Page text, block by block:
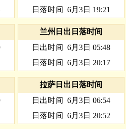
日落时间 6月3日 19:21
兰州日出日落时间
日出时间 6月3日 05:48
日落时间 6月3日 20:17
拉萨日出日落时间
日出时间 6月3日 06:54
日落时间 6月3日 20:52